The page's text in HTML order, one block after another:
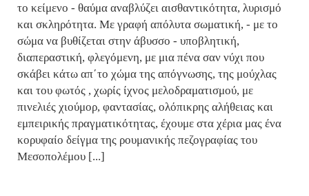
το κείμενο - θαύμα αναβλύζει αισθαντικότητα, λυρισμό
και σκληρότητα. Με γραφή απόλυτα σωματική, - με το
σώμα να βυθίζεται στην άβυσσο - υποβλητική,
διαπεραστική, φλεγόμενη, με μια πένα σαν νύχι που
σκάβει κάτω απ΄το χώμα της απόγνωσης, της μούχλας
και του φωτός , χωρίς ίχνος μελοδραματισμού, με
πινελιές χιούμορ, φαντασίας, ολόπικρης αλήθειας και
εμπειρικής πραγματικότητας, έχουμε στα χέρια μας ένα
κορυφαίο δείγμα της ρουμανικής πεζογραφίας του
Μεσοπολέμου [...]